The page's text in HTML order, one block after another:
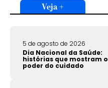
Veja +
5 de agosto de 2026
Dia Nacional da Saúde:
histórias que mostram o
poder do cuidado